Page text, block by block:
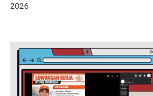
2026